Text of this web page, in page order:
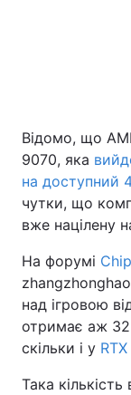
Відомо, що
9070, яка
на доступний
чутки, що
вже націлену
На форумі
над ігровою
отримає аж 32
скільки і у
Така